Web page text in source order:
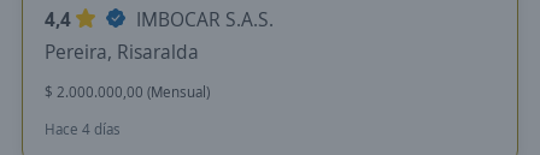
4,4
IMBOCAR S.A.S.
Pereira, Risaralda
$ 2.000.000,00 (Mensual)
Hace 4 días